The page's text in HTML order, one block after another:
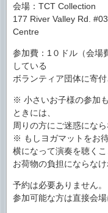
会場：TCT Collection
177 River Valley Rd.
Centre
参加費：1０ドル（会場
している
ボランティア団体に寄付
※ 小さいお子様の参加
ときには、
周りの方にご迷惑にな
※ もしヨガマットをお
横になって演奏を聴くこ
お荷物の負担にならな
予約は必要ありません。
参加可能な方は直接会場